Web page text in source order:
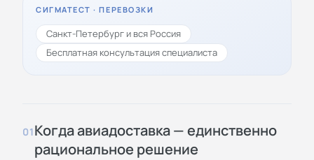
СИГМАТЕСТ · ПЕРЕВОЗКИ
Санкт-Петербург и вся Россия
Бесплатная консультация специалиста
01Когда авиадоставка — единственно
рациональное решение